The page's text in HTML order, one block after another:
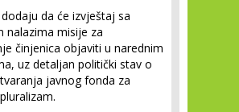
da će izvještaj sa
nalazima misije za
činjenica objaviti u narednim
uz detaljan politički stav o
javnog fonda za